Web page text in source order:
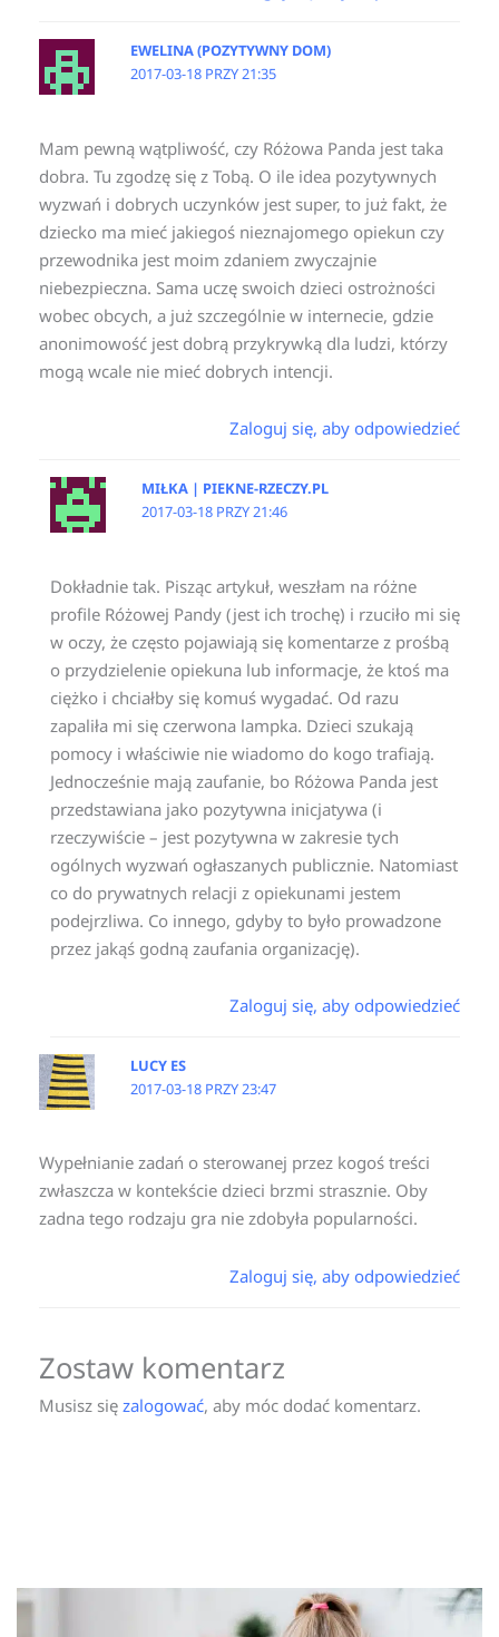
EWELINA (POZYTYWNY DOM)
2017-03-18 PRZY 21:35
Mam pewną wątpliwość, czy Różowa Panda jest taka
dobra. Tu zgodzę się z Tobą. O ile idea pozytywnych
wyzwań i dobrych uczynków jest super, to już fakt, że
dziecko ma mieć jakiegoś nieznajomego opiekun czy
przewodnika jest moim zdaniem zwyczajnie
niebezpieczna. Sama uczę swoich dzieci ostrożności
wobec obcych, a już szczególnie w internecie, gdzie
anonimowość jest dobrą przykrywką dla ludzi, którzy
mogą wcale nie mieć dobrych intencji.
Zaloguj się, aby odpowiedzieć
MIŁKA | PIEKNE-RZECZY.PL
2017-03-18 PRZY 21:46
Dokładnie tak. Pisząc artykuł, weszłam na różne
profile Różowej Pandy (jest ich trochę) i rzuciło mi się
w oczy, że często pojawiają się komentarze z prośbą
o przydzielenie opiekuna lub informacje, że ktoś ma
ciężko i chciałby się komuś wygadać. Od razu
zapaliła mi się czerwona lampka. Dzieci szukają
pomocy i właściwie nie wiadomo do kogo trafiają.
Jednocześnie mają zaufanie, bo Różowa Panda jest
przedstawiana jako pozytywna inicjatywa (i
rzeczywiście – jest pozytywna w zakresie tych
ogólnych wyzwań ogłaszanych publicznie. Natomiast
co do prywatnych relacji z opiekunami jestem
podejrzliwa. Co innego, gdyby to było prowadzone
przez jakąś godną zaufania organizację).
Zaloguj się, aby odpowiedzieć
LUCY ES
2017-03-18 PRZY 23:47
Wypełnianie zadań o sterowanej przez kogoś treści
zwłaszcza w kontekście dzieci brzmi strasznie. Oby
zadna tego rodzaju gra nie zdobyła popularności.
Zaloguj się, aby odpowiedzieć
Zostaw komentarz
Musisz się zalogować, aby móc dodać komentarz.